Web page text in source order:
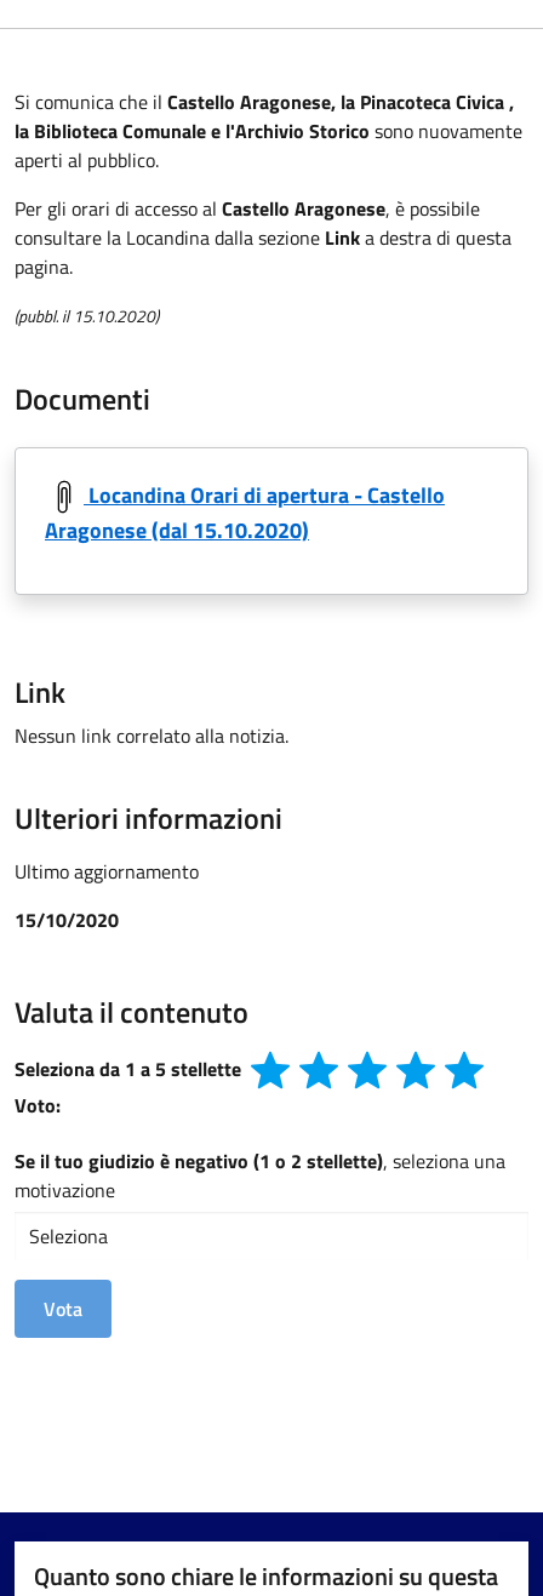
Si comunica che il Castello Aragonese, la Pinacoteca Civica ,
la Biblioteca Comunale e l'Archivio Storico sono nuovamente
aperti al pubblico.
Per gli orari di accesso al Castello Aragonese, è possibile
consultare la Locandina dalla sezione Linka destra di questa
pagina.
(pubbl. il 15.10.2020)
Documenti
Locandina Orari di apertura - Castello
Aragonese (dal 15.10.2020)
Link
Nessun link correlato alla notizia.
Ulteriori informazioni
Ultimo aggiornamento
15/10/2020
Valuta il contenuto
Seleziona da 1 a 5 stellette
Voto:
Se il tuo giudizio è negativo (1 o 2 stellette), seleziona una
motivazione
Quanto sono chiare le informazioni su questa